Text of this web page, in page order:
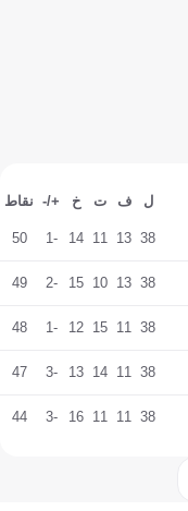
ل ف ت خ +/- نقاط
38
13
11
14
-1
50
38
13
10
15
-2
49
38
11
15
12
-1
48
38
11
14
13
-3
47
38
11
11
16
-3
44